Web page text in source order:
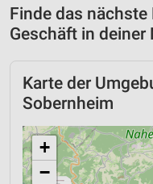
Finde das nächste
Geschäft in deiner
Karte der
Sobernheim
+
−